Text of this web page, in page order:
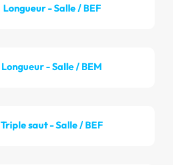
Longueur - Salle / BEF
Longueur - Salle / BEM
Triple saut - Salle / BEF